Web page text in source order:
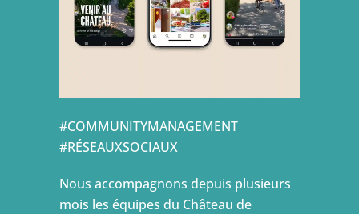
#COMMUNITYMANAGEMENT
#RÉSEAUXSOCIAUX
Nous accompagnons depuis plusieurs
mois les équipes du Château de